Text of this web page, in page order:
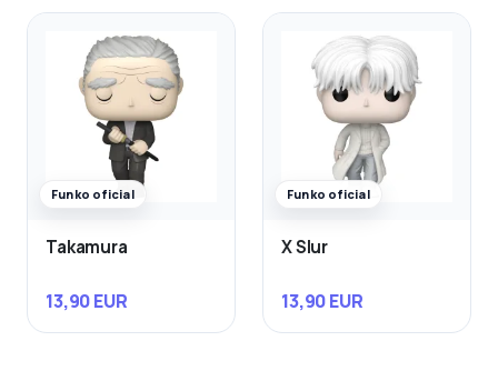
Funko oficial
Takamura
13,90 EUR
Funko oficial
X Slur
13,90 EUR